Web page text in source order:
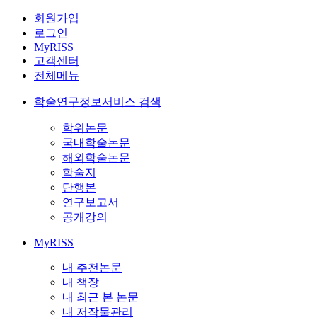
회원가입
로그인
MyRISS
고객센터
전체메뉴
학술연구정보서비스 검색
학위논문
국내학술논문
해외학술논문
학술지
단행본
연구보고서
공개강의
MyRISS
내 추천논문
내 책장
내 최근 본 논문
내 저작물관리